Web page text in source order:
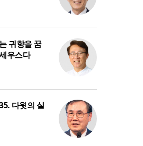
귀향을 꿈
우스다
다윗의 실